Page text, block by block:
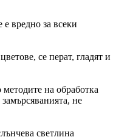
вредно за всеки
се перат, гладят и
на обработка
не
светлина